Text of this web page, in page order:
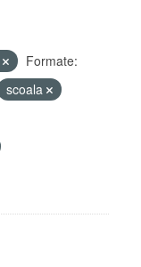
Formate:
scoala